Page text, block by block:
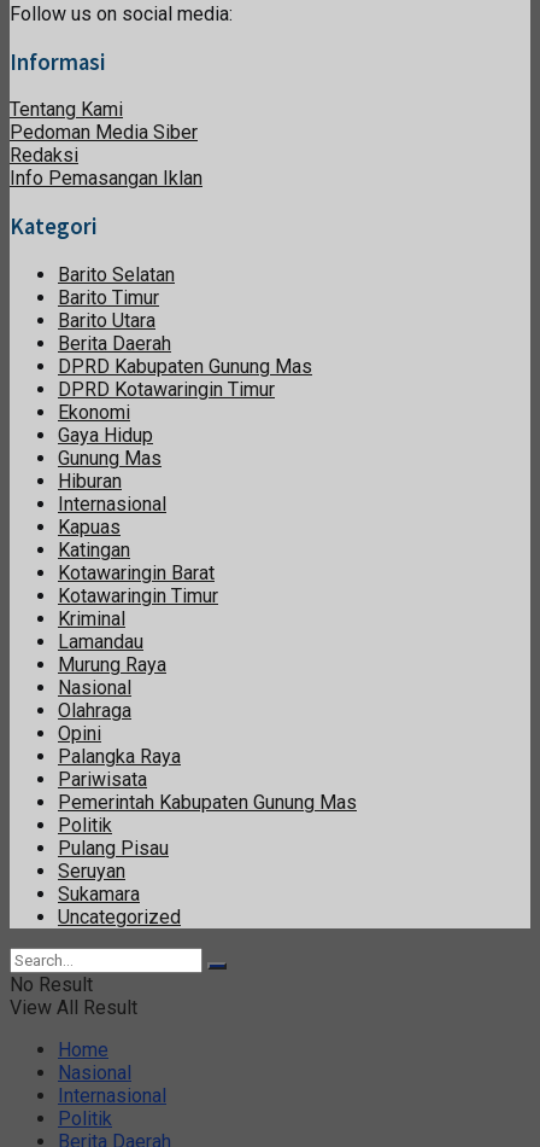
Follow us on social media:
Informasi
Tentang Kami
Pedoman Media Siber
Redaksi
Info Pemasangan Iklan
Kategori
Barito Selatan
Barito Timur
Barito Utara
Berita Daerah
DPRD Kabupaten Gunung Mas
DPRD Kotawaringin Timur
Ekonomi
Gaya Hidup
Gunung Mas
Hiburan
Internasional
Kapuas
Katingan
Kotawaringin Barat
Kotawaringin Timur
Kriminal
Lamandau
Murung Raya
Nasional
Olahraga
Opini
Palangka Raya
Pariwisata
Pemerintah Kabupaten Gunung Mas
Politik
Pulang Pisau
Seruyan
Sukamara
Uncategorized
No Result
View All Result
Home
Nasional
Internasional
Politik
Berita Daerah